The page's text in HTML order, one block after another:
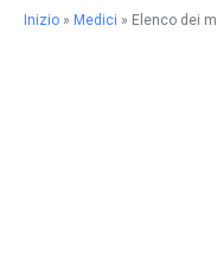
Inizio » Medici » Elenco dei